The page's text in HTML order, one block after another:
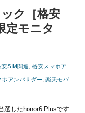
ク［格安
定モニタ
安SIM関連, 格安スマホア
ホアンバサダー, 楽天モバ
選したhonor6 Plusです